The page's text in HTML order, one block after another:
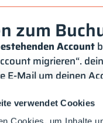
verwendet Cookies
zum
Account
migrieren“.
E-Mail um deinen
Öffne nun die